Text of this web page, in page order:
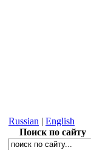
Russian | English
Поиск по сайту